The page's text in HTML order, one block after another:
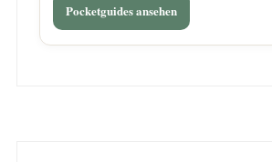
Pocketguides ansehen